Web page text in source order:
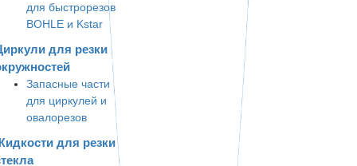
для быстрорезов
BOHLE и Kstar
для резки
Запасные части
для циркулей и
овалорезов
для резки